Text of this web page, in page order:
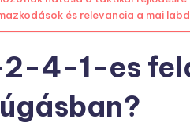
és relevancia a mai
4-1-es